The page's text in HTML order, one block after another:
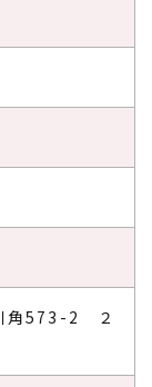
角573-2 ２